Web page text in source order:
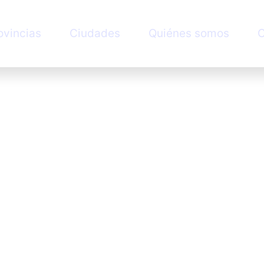
Ciudades Quiénes somos